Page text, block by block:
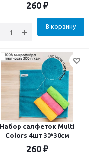
260 ₽
В корзину
Набор салфеток Multi
Colors 4шт 30*30см
260 ₽